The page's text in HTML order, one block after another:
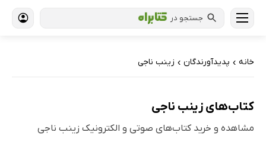
جستجو در
خانه › پدیدآورندگان › زینب ناجی
کتاب‌های زینب ناجی
مشاهده و خرید کتاب‌های صوتی و الکترونیک زینب ناجی